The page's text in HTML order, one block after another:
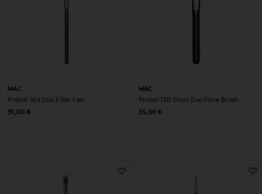
MAC
Pintsel 184 Duo Fiber Fan
Original Price
31,00 €
MAC
Pintsel 130 Short Duo Fibre Brush
Original Price
55,00 €